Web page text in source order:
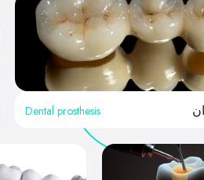
Dental prosthesis